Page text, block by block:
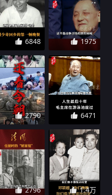
6848 1975
2790 6471
2796 1.4万